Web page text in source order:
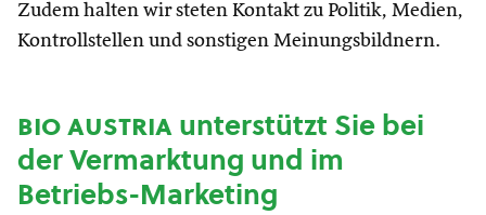
Zudem halten wir steten Kontakt zu Politik, Medien,
Kontrollstellen und sonstigen Meinungsbildnern.
bio austriaunterstützt Sie bei
der Vermarktung und im
Betriebs-Marketing